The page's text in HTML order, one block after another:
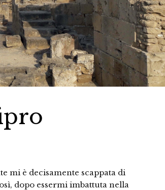
mi è decisamente scappata di
dopo essermi imbattuta nella